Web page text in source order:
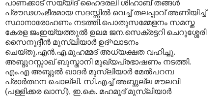
പാണക്കാട് സയ്യിദ് ഹൈദരലി ശിഹാബ് തങ്ങള്‍
പ്രൗഢഗംഭീരമായ സദസ്സില്‍ വെച്ച് തലപ്പാവ് അണിയിച്ച്
സ്ഥാനാരോഹണം നടത്തി.പൊതുസമ്മേളനം സമസ്ത
കേരള ജംഇയ്യത്തുല്‍ ഉലമ ജന.സെക്രട്ടറി ചെറുശ്ശേരി
സൈനുദ്ദീന്‍ മുസ്ലിയാര്‍ ഉദ്ഘാടനം
ചെയ്തു.എന്‍.എ.മുഹമ്മദ് അധ്യക്ഷത വഹിച്ചു.
അബ്ദുറസ്സാഖ് ബുസ്താനി മുഖ്യപ്രഭാഷണം നടത്തി.
എം.എ അബ്ദുല്‍ ഖാദര്‍ മുസ്ലിയാര്‍ മേല്‍പറമ്പ
പ്രാര്‍ത്ഥന ചൊല്ലി. സി.എച്ച് അബ്ദുല്ല മൗലവി
(പള്ളിക്കര ഖാസി), ഇ.കെ. മഹമൂദ് മുസ്ലിയാര്‍